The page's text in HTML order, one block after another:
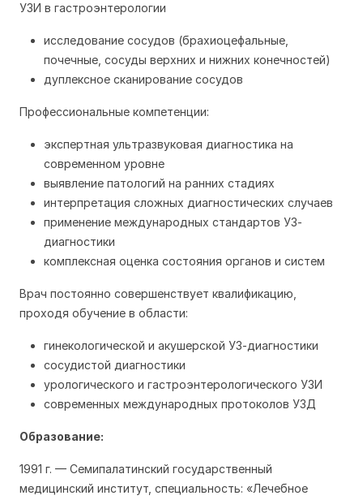
УЗИ в гастроэнтерологии
исследование сосудов (брахиоцефальные,
почечные, сосуды верхних и нижних конечностей)
дуплексное сканирование сосудов
Профессиональные компетенции:
экспертная ультразвуковая диагностика на
современном уровне
выявление патологий на ранних стадиях
интерпретация сложных диагностических случаев
применение международных стандартов УЗ-
диагностики
комплексная оценка состояния органов и систем
Врач постоянно совершенствует квалификацию,
проходя обучение в области:
гинекологической и акушерской УЗ-диагностики
сосудистой диагностики
урологического и гастроэнтерологического УЗИ
современных международных протоколов УЗД
Образование:
1991 г. — Семипалатинский государственный
медицинский институт, специальность: «Лечебное